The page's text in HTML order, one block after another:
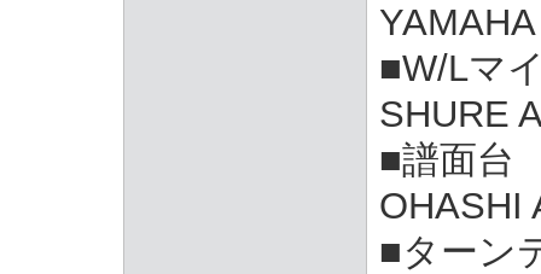
■W/Lマ
SHURE
■譜面台
OHASHI
■ターン